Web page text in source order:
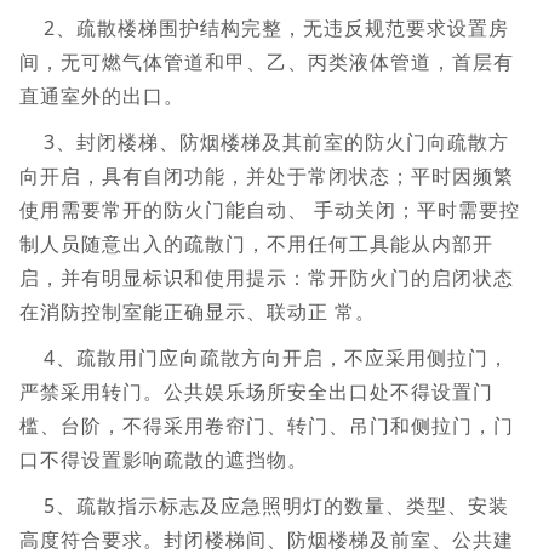
2、疏散楼梯围护结构完整，无违反规范要求设置房
间，无可燃气体管道和甲、乙、丙类液体管道，首层有
直通室外的出口。
3、封闭楼梯、防烟楼梯及其前室的防火门向疏散方
向开启，具有自闭功能，并处于常闭状态；平时因频繁
使用需要常开的防火门能自动、 手动关闭；平时需要控
制人员随意出入的疏散门，不用任何工具能从内部开
启，并有明显标识和使用提示：常开防火门的启闭状态
在消防控制室能正确显示、联动正 常。
4、疏散用门应向疏散方向开启，不应采用侧拉门，
严禁采用转门。公共娱乐场所安全出口处不得设置门
槛、台阶，不得采用卷帘门、转门、吊门和侧拉门，门
口不得设置影响疏散的遮挡物。
5、疏散指示标志及应急照明灯的数量、类型、安装
高度符合要求。封闭楼梯间、防烟楼梯及前室、公共建